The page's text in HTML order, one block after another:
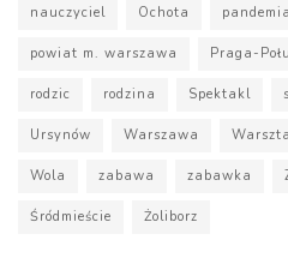
nauczyciel Ochota pandemia
powiat m. warszawa Praga-
rodzic rodzina Spektakl
Ursynów Warszawa
Wola zabawa zabawka
Śródmieście Żoliborz